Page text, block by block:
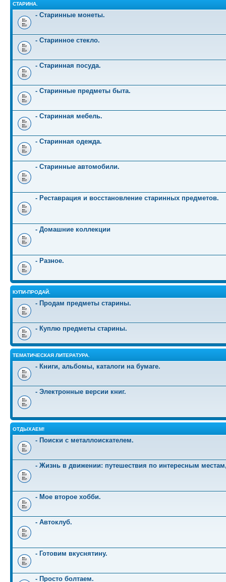
СТАРИНА.
- Старинные монеты.
- Старинное стекло.
- Старинная посуда.
- Старинные предметы быта.
- Старинная мебель.
- Старинная одежда.
- Старинные автомобили.
- Реставрация и восстановление старинных предметов.
- Домашние коллекции
- Разное.
КУПИ-ПРОДАЙ.
- Продам предметы старины.
- Куплю предметы старины.
ТЕМАТИЧЕСКАЯ ЛИТЕРАТУРА.
- Книги, альбомы, каталоги на бумаге.
- Электронные версии книг.
ОТДЫХАЕМ!
- Поиски с металлоискателем.
- Жизнь в движении: путешествия по интересным
- Мое второе хобби.
- Автоклуб.
- Готовим вкуснятину.
- Просто болтаем.